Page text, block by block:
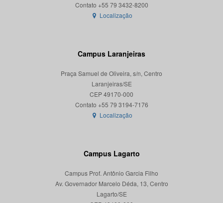
Localização
Campus Laranjeiras
Praça Samuel de Oliveira, s/n, Centro
Laranjeiras/SE
CEP 49170-000
Localização
Campus Lagarto
Campus Prof. Antônio Garcia Filho
Av. Governador Marcelo Déda, 13, Centro
Lagarto/SE